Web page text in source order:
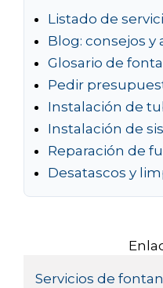
Listado de
Blog: consejos y
Glosario de
Pedir
Instalación de
Instalación de
Reparación de
Desatascos y
Servicios de